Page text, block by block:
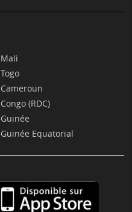
Mali
Togo
Cameroun
Congo (RDC)
Guinée
Guinée Equatorial